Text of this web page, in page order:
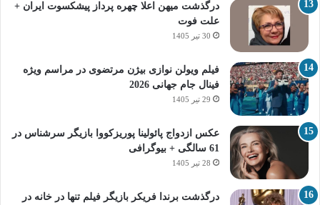
درگذشت میهن اعلا چهره پرداز پیشکسوت ایران +
علت فوت
30 تیر 1405
فیلم ویولن نوازی بیژن مرتضوی در مراسم ویژه
فینال جام جهانی 2026
29 تیر 1405
عکس ازدواج پائولینا پوریزکووا بازیگر سرشناس در
61 سالگی + بیوگرافی
28 تیر 1405
درگذشت برندا فریکر بازیگر فیلم تنها در خانه در